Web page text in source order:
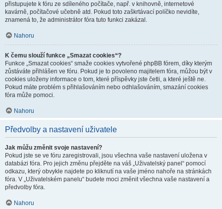
přistupujete k fóru ze sdíleného počítače, např. v knihovně, internetové
kavárně, počítačové učebně atd. Pokud toto zaškrtávací políčko nevidíte,
znamená to, že administrátor fóra tuto funkci zakázal.
Nahoru
K čemu slouží funkce „Smazat cookies“?
Funkce „Smazat cookies“ smaže cookies vytvořené phpBB fórem, díky kterým
zůstáváte přihlášen ve fóru. Pokud je to povoleno majitelem fóra, můžou být v
cookies uloženy informace o tom, které příspěvky jste četli, a které ještě ne.
Pokud máte problém s přihlašováním nebo odhlašováním, smazání cookies
fóra může pomoci.
Nahoru
Předvolby a nastavení uživatele
Jak můžu změnit svoje nastavení?
Pokud jste se ve fóru zaregistrovali, jsou všechna vaše nastavení uložena v
databázi fóra. Pro jejich změnu přejděte na váš „Uživatelský panel“ pomocí
odkazu, který obvykle najdete po kliknutí na vaše jméno nahoře na stránkách
fóra. V „Uživatelském panelu“ budete moci změnit všechna vaše nastavení a
předvolby fóra.
Nahoru